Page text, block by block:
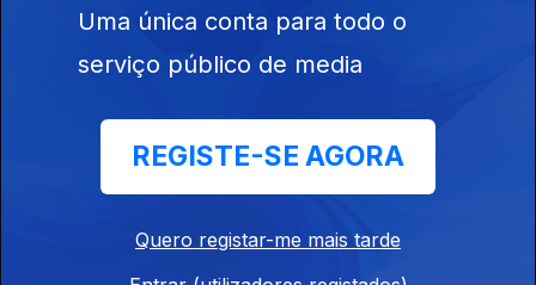
17 jul. 2026
Direto Cabo Verde
16 jul. 2026
Uma única conta para todo o
serviço público de media
REGISTE-SE AGORA
Quero registar-me mais tarde